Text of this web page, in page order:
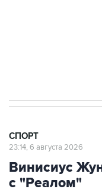
СПОРТ
23:14, 6 августа 2026
Винисиус
с "Реалом"